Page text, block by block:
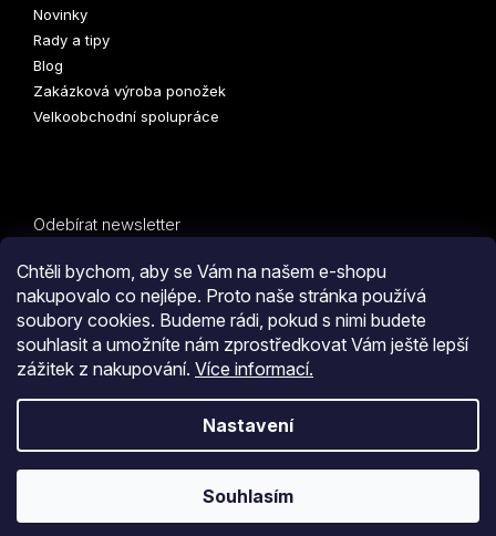
Chtěli bychom, aby se Vám na našem e-shopu
nakupovalo co nejlépe. Proto naše stránka používá
soubory cookies. Budeme rádi, pokud s nimi budete
souhlasit a umožníte nám zprostředkovat Vám ještě lepší
zážitek z nakupování. Více informací.
Nastavení
Souhlasím
Novinky
Rady a tipy
Blog
Zakázková výroba ponožek
Velkoobchodní spolupráce
Odebírat newsletter
Vložte svůj e-mail a my vám budeme zasílat informace o
nových produktech na našem e-shopu.
E-mail
obchodními podmínkamii s podmínkami
osobních údajů.
PŘIHLÁSIT
Vytvořil Shoptet
COLLM.CZ. Všechna práva vyhrazena.
nastavení cookies